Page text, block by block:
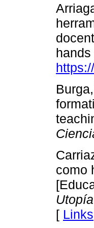
como
[ Links